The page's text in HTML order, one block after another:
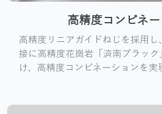
高精度コンビネ
高精度リニアガイドねじを採用
接に高精度花崗岩「済南ブラッ
け、高精度コンビネーションを実